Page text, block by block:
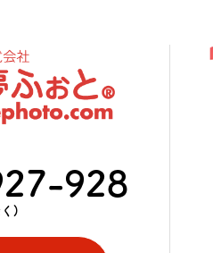
928
)